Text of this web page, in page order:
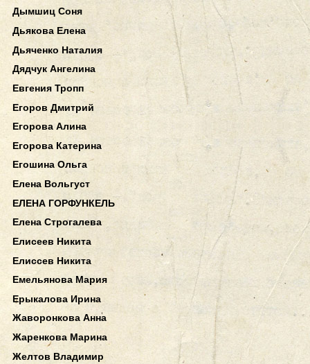
Дымшиц Соня
Дьякова Елена
Дьяченко Наталия
Дядчук Ангелина
Евгения Тропп
Егоров Дмитрий
Егорова Алина
Егорова Катерина
Егошина Ольга
Елена Вольгуст
ЕЛЕНА ГОРФУНКЕЛЬ
Елена Строгалева
Елисеев Никита
Елиссев Никита
Емельянова Мария
Ерыкалова Ирина
Жаворонкова Анна
Жаренкова Марина
Желтов Владимир